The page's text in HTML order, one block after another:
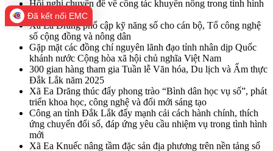
Hội nghị chuyên đề về công tác khuyến nông trong tình hình
mới
Xã Ea Drăng phổ cập kỹ năng số cho cán bộ, Tổ công nghệ
số cộng đồng và nông dân
Gặp mặt các đồng chí nguyên lãnh đạo tỉnh nhân dịp Quốc
khánh nước Cộng hòa xã hội chủ nghĩa Việt Nam
300 gian hàng tham gia Tuần lễ Văn hóa, Du lịch và Ẩm thực
Đắk Lắk năm 2025
Xã Ea Drăng thúc đẩy phong trào “Bình dân học vụ số”, phát
triển khoa học, công nghệ và đổi mới sáng tạo
Công an tỉnh Đắk Lắk đẩy mạnh cải cách hành chính, thích
ứng chuyển đổi số, đáp ứng yêu cầu nhiệm vụ trong tình hình
mới
Xã Ea Knuếc nâng tầm đặc sản địa phương trên nền tảng số
Đã kết nối EMC